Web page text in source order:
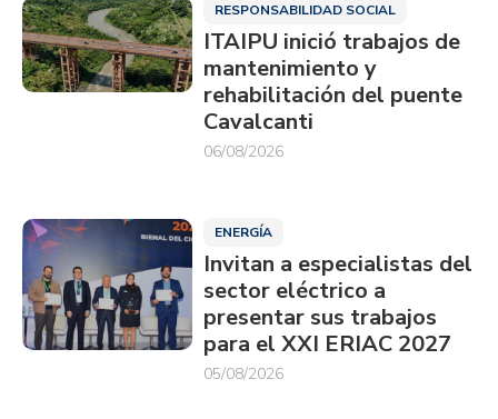
RESPONSABILIDAD SOCIAL
ITAIPU inició trabajos de
mantenimiento y
rehabilitación del puente
Cavalcanti
06/08/2026
ENERGÍA
Invitan a especialistas del
sector eléctrico a
presentar sus trabajos
para el XXI ERIAC 2027
05/08/2026